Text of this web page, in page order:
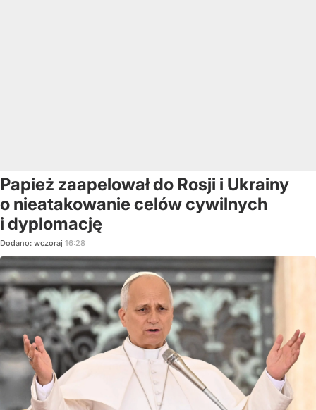
Papież zaapelował do Rosji i Ukrainy
o nieatakowanie celów cywilnych
i dyplomację
Dodano: wczoraj 16:28